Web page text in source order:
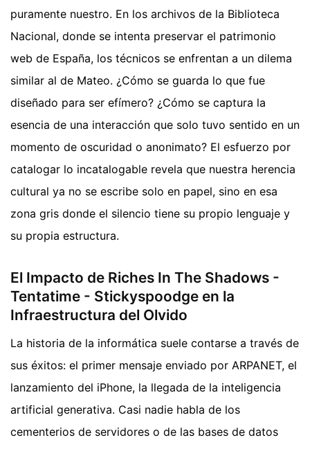
puramente nuestro. En los archivos de la Biblioteca
Nacional, donde se intenta preservar el patrimonio
web de España, los técnicos se enfrentan a un dilema
similar al de Mateo. ¿Cómo se guarda lo que fue
diseñado para ser efímero? ¿Cómo se captura la
esencia de una interacción que solo tuvo sentido en un
momento de oscuridad o anonimato? El esfuerzo por
catalogar lo incatalogable revela que nuestra herencia
cultural ya no se escribe solo en papel, sino en esa
zona gris donde el silencio tiene su propio lenguaje y
su propia estructura.
El Impacto de Riches In The Shadows -
Tentatime - Stickyspoodge en la
Infraestructura del Olvido
La historia de la informática suele contarse a través de
sus éxitos: el primer mensaje enviado por ARPANET, el
lanzamiento del iPhone, la llegada de la inteligencia
artificial generativa. Casi nadie habla de los
cementerios de servidores o de las bases de datos